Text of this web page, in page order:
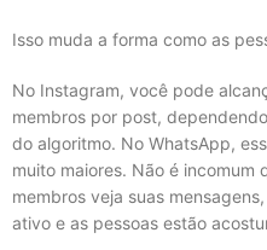
Isso muda a forma como as
No Instagram, você pode
membros por post,
do algoritmo. No WhatsApp,
muito maiores. Não é incomum
membros veja suas
ativo e as pessoas estão